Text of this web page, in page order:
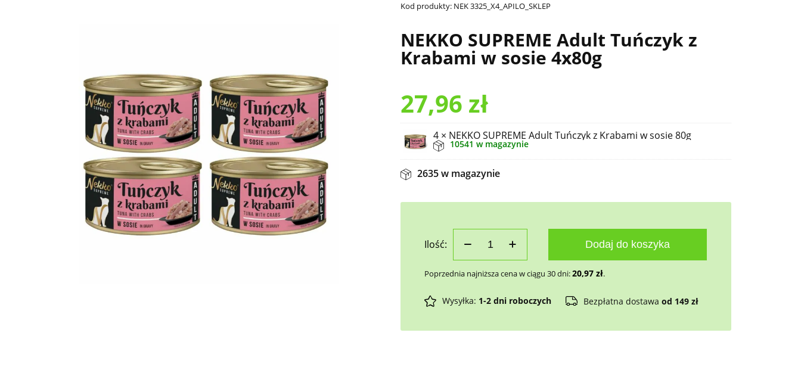
Kod produkty: NEK 3325_X4_APILO_SKLEP
NEKKO SUPREME Adult Tuńczyk z
Krabami w sosie 4x80g
27,96 zł
4 × NEKKO SUPREME Adult Tuńczyk z Krabami w sosie 80g
10541 w magazynie
2635 w magazynie
Ilość: Dodaj do koszyka
Poprzednia najniższa cena w ciągu 30 dni:20,97 zł.
Wysyłka: 1-2 dni roboczych Bezpłatna dostawa od 149 zł